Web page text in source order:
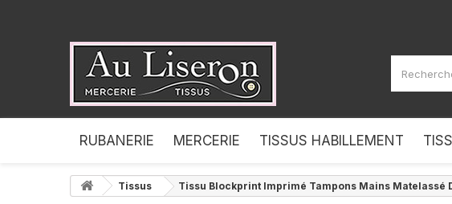
RUBANERIE MERCERIE TISSUS HABILLEMENT
Tissus Tissu Blockprint Imprimé Tampons Mains Matelassé